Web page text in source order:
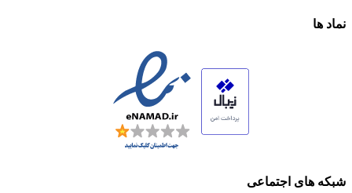
نماد ها
شبکه های اجتماعی